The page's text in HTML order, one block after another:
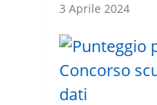
3 Aprile 2024